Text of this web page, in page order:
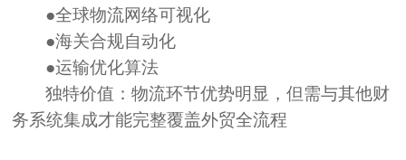
●全球物流网络可视化
●海关合规自动化
●运输优化算法
独特价值：物流环节优势明显，但需与其他财
务系统集成才能完整覆盖外贸全流程